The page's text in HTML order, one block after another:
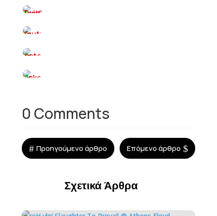
0 Comments
# Προηγούμενο άρθρο Επόμενο άρθρο $
Σχετικά Άρθρα